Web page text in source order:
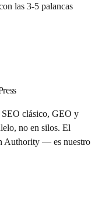
las 3-5 palancas
SEO clásico, GEO y
no en silos. El
Authority — es nuestro